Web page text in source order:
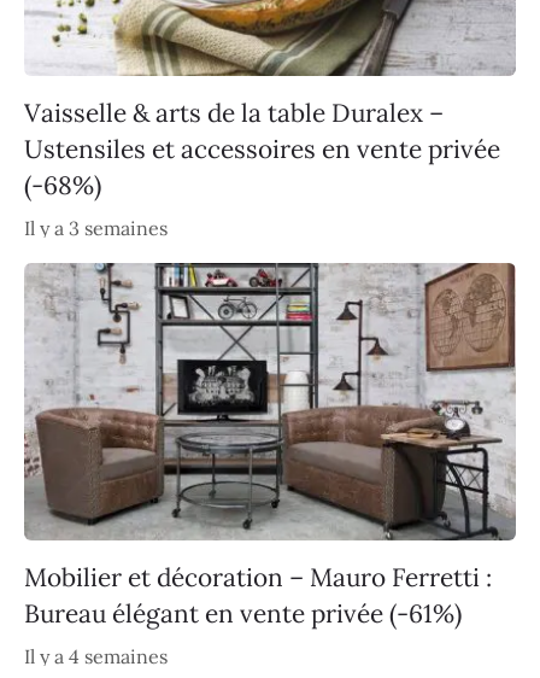
Vaisselle & arts de la table Duralex –
Ustensiles et accessoires en vente privée
(-68%)
Il y a 3 semaines
Mobilier et décoration – Mauro Ferretti :
Bureau élégant en vente privée (-61%)
Il y a 4 semaines